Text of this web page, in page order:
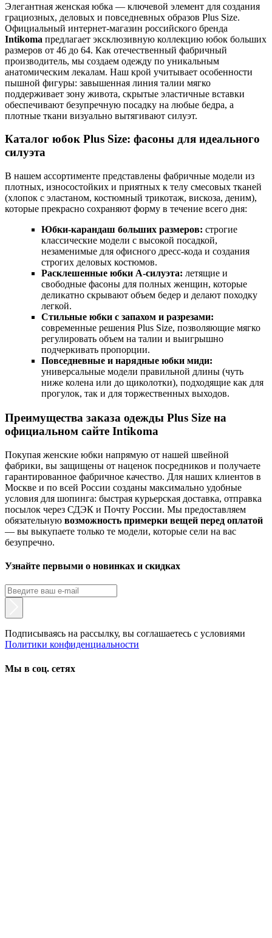
Элегантная женская юбка — ключевой элемент для создания
грациозных, деловых и повседневных образов Plus Size.
Официальный интернет-магазин российского бренда
Intikoma предлагает эксклюзивную коллекцию юбок больших
размеров от 46 до 64. Как отечественный фабричный
производитель, мы создаем одежду по уникальным
анатомическим лекалам. Наш крой учитывает особенности
пышной фигуры: завышенная линия талии мягко
поддерживает зону живота, скрытые эластичные вставки
обеспечивают безупречную посадку на любые бедра, а
плотные ткани визуально вытягивают силуэт.
Каталог юбок Plus Size: фасоны для идеального
силуэта
В нашем ассортименте представлены фабричные модели из
плотных, износостойких и приятных к телу смесовых тканей
(хлопок с эластаном, костюмный трикотаж, вискоза, деним),
которые прекрасно сохраняют форму в течение всего дня:
Юбки-карандаш больших размеров: строгие
классические модели с высокой посадкой,
незаменимые для офисного дресс-кода и создания
строгих деловых костюмов.
Расклешенные юбки А-силуэта: летящие и
свободные фасоны для полных женщин, которые
деликатно скрывают объем бедер и делают походку
легкой.
Стильные юбки с запахом и разрезами:
современные решения Plus Size, позволяющие мягко
регулировать объем на талии и выигрышно
подчеркивать пропорции.
Повседневные и нарядные юбки миди:
универсальные модели правильной длины (чуть
ниже колена или до щиколотки), подходящие как для
прогулок, так и для торжественных выходов.
Преимущества заказа одежды Plus Size на
официальном сайте Intikoma
Покупая женские юбки напрямую от нашей швейной
фабрики, вы защищены от наценок посредников и получаете
гарантированное фабричное качество. Для наших клиентов в
Москве и по всей России созданы максимально удобные
условия для шопинга: быстрая курьерская доставка, отправка
посылок через СДЭК и Почту России. Мы предоставляем
обязательную возможность примерки вещей перед оплатой
— вы выкупаете только те модели, которые сели на вас
безупречно.
Узнайте первыми о новинках и скидках
Подписываясь на рассылку, вы соглашаетесь с условиями
Политики конфиденциальности
Мы в соц. сетях